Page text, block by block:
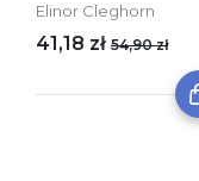
Elinor Cleghorn
41,18 zł 54,90 zł